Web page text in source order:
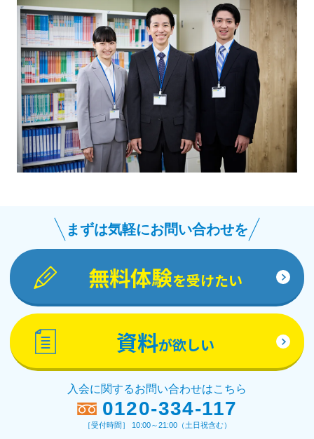
まずは気軽にお問い合わせを
無料体験を受けたい
資料が欲しい
入会に関するお問い合わせはこちら
0120-334-117
［受付時間］ 10:00～21:00（土日祝含む）